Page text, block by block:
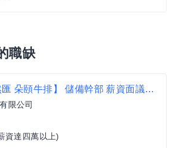
職缺
【饗食天堂 果然匯 朵頤牛排】 儲備幹部 薪資面議 歡迎相關經驗者來挑戰【信義區】
限公司
資達四萬以上)